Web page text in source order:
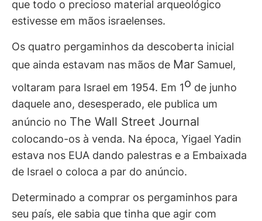
que todo o precioso material arqueológico
estivesse em mãos israelenses.
Os quatro pergaminhos da descoberta inicial
que ainda estavam nas mãos de Mar Samuel,
voltaram para Israel em 1954. Em 1o de junho
daquele ano, desesperado, ele publica um
anúncio no The Wall Street Journal
colocando-os à venda. Na época, Yigael Yadin
estava nos EUA dando palestras e a Embaixada
de Israel o coloca a par do anúncio.
Determinado a comprar os pergaminhos para
seu país, ele sabia que tinha que agir com